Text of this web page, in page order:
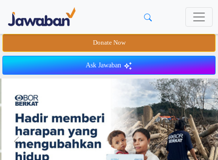
Donate Now
Ask Jawaban
Previous Next